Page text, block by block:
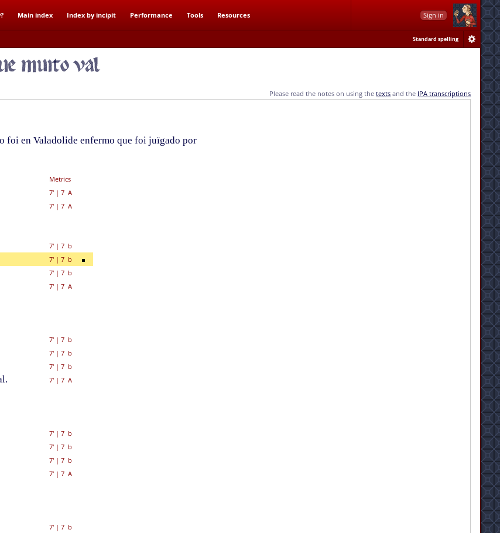
Main index Index by incipit Performance Tools Resources Sign in
Standard spelling
Please read the notes on using thetexts and the IPA transcriptions
foi en Valadolide enfermo que foi juïgado por
Metrics
7'| 7 A
7'| 7 A
7'| 7 b
7'| 7 b
7'| 7 b
7'| 7 A
7'| 7 b
7'| 7 b
7'| 7 b
7'| 7 A
7'| 7 b
7'| 7 b
7'| 7 b
7'| 7 A
7'| 7 b